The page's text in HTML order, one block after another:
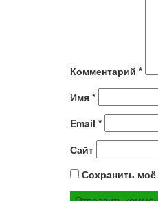
Комментарий *
Имя *
Email *
Сайт
Сохранить